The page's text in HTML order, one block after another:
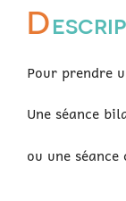
D
Pour prendre
Une séance
ou une séance